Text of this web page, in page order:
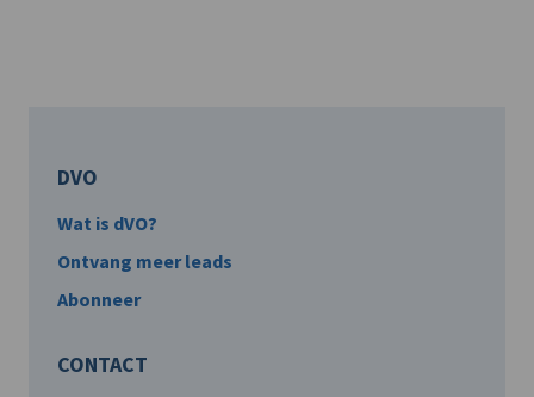
DVO
Wat is dVO?
Ontvang meer leads
Abonneer
CONTACT